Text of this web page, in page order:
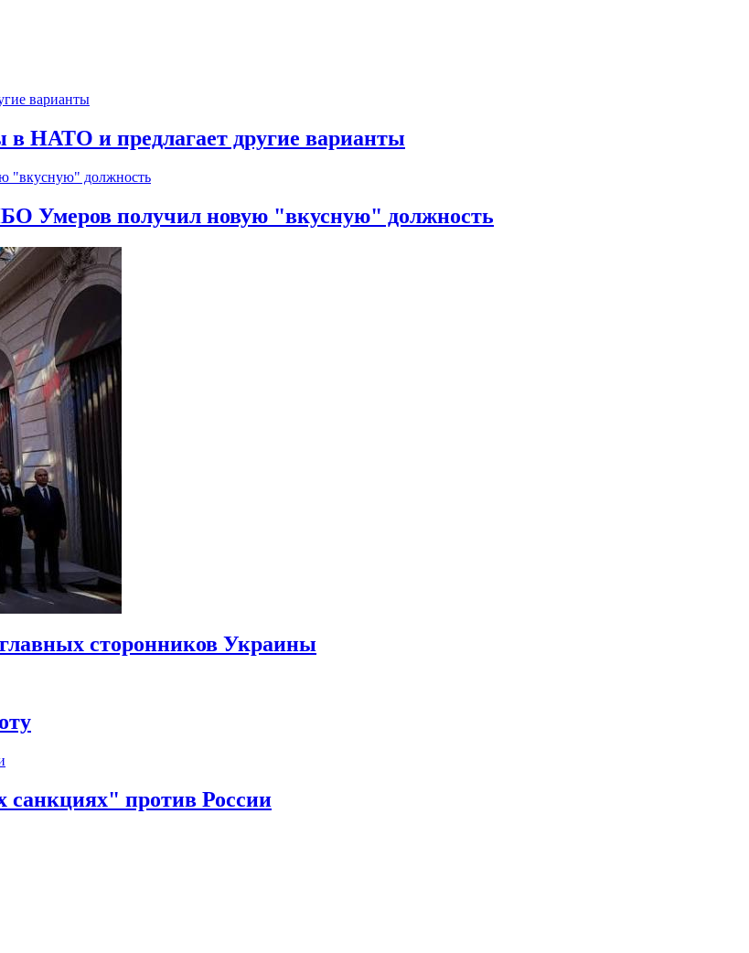
НАТО и предлагает другие варианты
Умеров получил новую "вкусную" должность
сторонников Украины
санкциях" против России